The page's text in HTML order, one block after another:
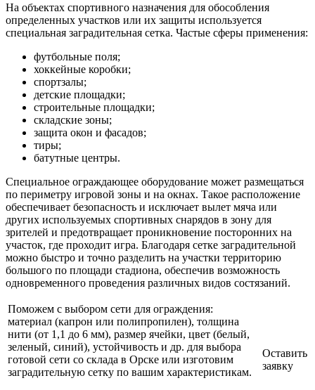
На объектах спортивного назначения для обособления
определенных участков или их защиты используется
специальная заградительная сетка. Частые сферы применения:
футбольные поля;
хоккейные коробки;
спортзалы;
детские площадки;
строительные площадки;
складские зоны;
защита окон и фасадов;
тиры;
батутные центры.
Специальное ограждающее оборудование может размещаться
по периметру игровой зоны и на окнах. Такое расположение
обеспечивает безопасность и исключает вылет мяча или
других используемых спортивных снарядов в зону для
зрителей и предотвращает проникновение посторонних на
участок, где проходит игра. Благодаря сетке заградительной
можно быстро и точно разделить на участки территорию
большого по площади стадиона, обеспечив возможность
одновременного проведения различных видов состязаний.
Поможем с выбором сети для ограждения:
материал (капрон или полипропилен), толщина
нити (от 1,1 до 6 мм), размер ячейки, цвет (белый,
зеленый, синий), устойчивость и др. для выбора
готовой сети со склада в Орске или изготовим
заградительную сетку по вашим характеристикам.
Оставить
заявку